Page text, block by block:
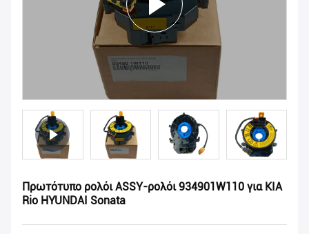
Πρωτότυπο ρολόι ASSY-ρολόι 934901W110 για KIA
Rio HYUNDAI Sonata